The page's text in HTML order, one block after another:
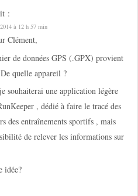
:
à 12 h 57 min
Clément,
de données GPS (.GPX) provient
quelle appareil ?
souhaiterai une application légère
, dédié à faire le tracé des
des entraînements sportifs , mais
de relever les informations sur
idée?